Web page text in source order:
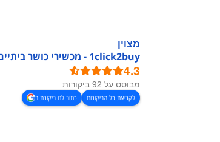
מצוין
1click2buy - מכשירי כושר ביתיים
4.3
מבוסס על 92 ביקורות
לקריאת כל הביקורות כתוב לנו ביקורת ב